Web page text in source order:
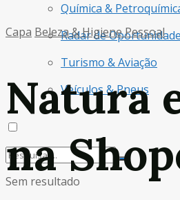
Química &
Radar de
Turismo & Aviação
Veículos & Pneus
Sem resultado
Capa Beleza & Higiene Pessoal
Natura
na